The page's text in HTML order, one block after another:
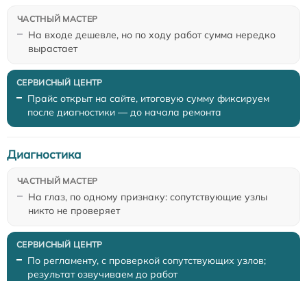
На входе дешевле, но по ходу работ сумма нередко
вырастает
Прайс открыт на сайте, итоговую сумму фиксируем
после диагностики — до начала ремонта
На глаз, по одному признаку: сопутствующие узлы
никто не проверяет
Диагностика
По регламенту, с проверкой сопутствующих узлов;
результат озвучиваем до работ